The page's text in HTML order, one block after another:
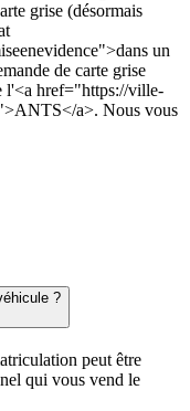
grise (désormais
un
de carte grise
l'<a href="https://ville-
a>. Nous vous
?
peut être
qui vous vend le